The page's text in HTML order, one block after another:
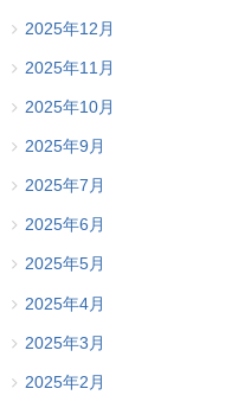
2025年12月
2025年11月
2025年10月
2025年9月
2025年7月
2025年6月
2025年5月
2025年4月
2025年3月
2025年2月